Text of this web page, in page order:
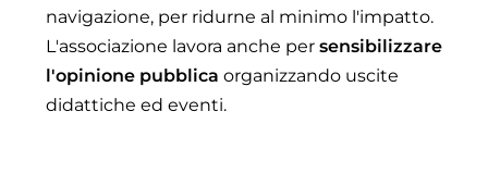
navigazione, per ridurne al minimo l'impatto.
L'associazione lavora anche per sensibilizzare
l'opinione pubblica organizzando uscite
didattiche ed eventi.